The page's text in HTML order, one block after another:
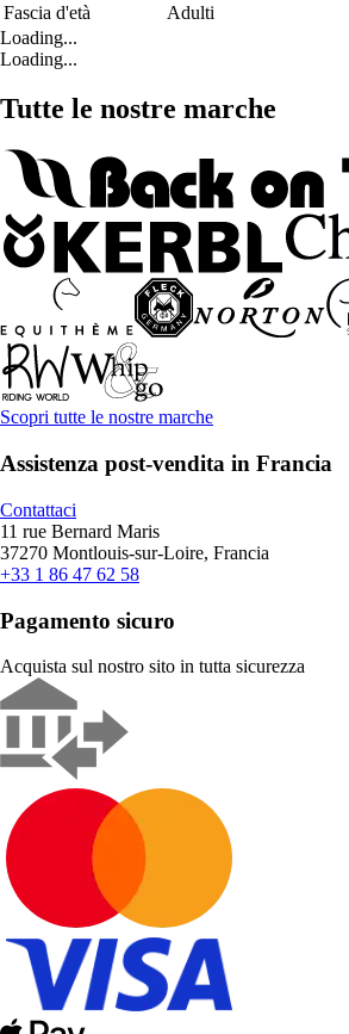
Fascia d'età
Adulti
Loading...
Loading...
Tutte le nostre marche
Scopri tutte le nostre marche
Assistenza post-vendita in Francia
Contattaci
11 rue Bernard Maris
37270 Montlouis-sur-Loire, Francia
+33 1 86 47 62 58
Pagamento sicuro
Acquista sul nostro sito in tutta sicurezza